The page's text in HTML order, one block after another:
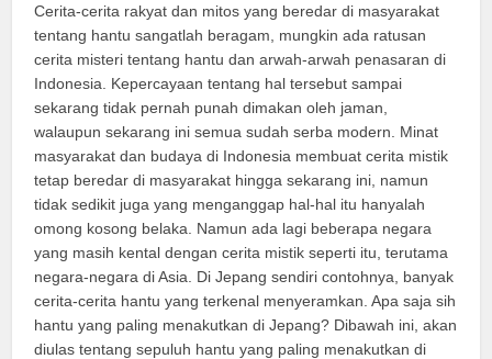
Cerita-cerita rakyat dan mitos yang beredar di masyarakat
tentang hantu sangatlah beragam, mungkin ada ratusan
cerita misteri tentang hantu dan arwah-arwah penasaran di
Indonesia. Kepercayaan tentang hal tersebut sampai
sekarang tidak pernah punah dimakan oleh jaman,
walaupun sekarang ini semua sudah serba modern. Minat
masyarakat dan budaya di Indonesia membuat cerita mistik
tetap beredar di masyarakat hingga sekarang ini, namun
tidak sedikit juga yang menganggap hal-hal itu hanyalah
omong kosong belaka. Namun ada lagi beberapa negara
yang masih kental dengan cerita mistik seperti itu, terutama
negara-negara di Asia. Di Jepang sendiri contohnya, banyak
cerita-cerita hantu yang terkenal menyeramkan. Apa saja sih
hantu yang paling menakutkan di Jepang? Dibawah ini, akan
diulas tentang sepuluh hantu yang paling menakutkan di